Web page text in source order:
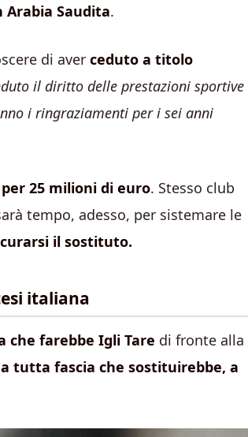
Arabia Saudita.
di aver ceduto a titolo
il diritto delle prestazioni sportive
i ringraziamenti per i sei anni
25 milioni di euro. Stesso club
tempo, adesso, per sistemare le
il sostituto.
italiana
che farebbe Igli Tare di fronte alla
tutta fascia che sostituirebbe, a